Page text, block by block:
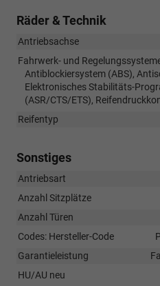
Räder & Technik
Antriebsachse
Fahrwerk- und
Antiblockiersystem (ABS),
Elektronisches Stabilitäts-
(ASR/CTS/ETS),
Reifentyp
Sonstiges
Antriebsart
Anzahl Sitzplätze
Anzahl Türen
Codes: Hersteller-Code
Garantieleistung
HU/AU neu